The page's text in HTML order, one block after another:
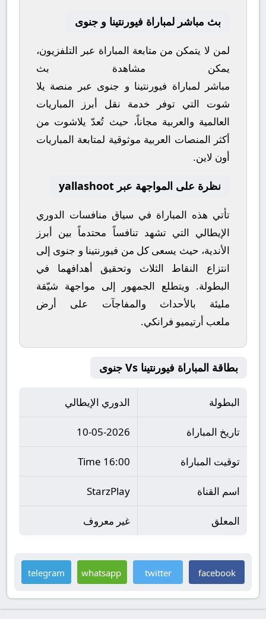
بث مباشر لمباراة فيورنتينا و جنوى
لمن لا يتمكن من متابعة المباراة عبر التلفزيون،
يمكن مشاهدة بث
مباشر
لمباراة فيورنتينا و جنوى عبر منصة يلا
شوت التي توفر خدمة نقل أبرز المباريات
العالمية والعربية مجاناً، حيث تُعدّ يلاشوت من
أكثر المنصات العربية موثوقية لمتابعة المباريات
أون لاين.
نظرة على المواجهة عبر yallashoot
تأتي هذه المباراة في سياق منافسات الدوري
الإيطالي التي تشهد تنافساً محتدماً بين أبرز
الأندية، حيث يسعى كل من فيورنتينا و جنوى إلى
انتزاع النقاط الثلاث وتحقيق أهدافهما في
البطولة. ويتطلع الجمهور إلى مواجهة شيّقة
مليئة بالأحداث والمفاجآت على أرض
ملعب أرتيميو فرانكي.
بطاقة المباراة فيورنتينا Vs جنوى
البطولة الدوري الإيطالي
تاريخ المباراة 10-05-2026
توقيت المباراة 16:00 Time
اسم القناة StarzPlay
المعلق غير معروف
facebook
twitter
whatsapp
telegram